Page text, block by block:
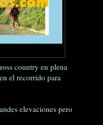
country en plena
el recorrido para
elevaciones pero